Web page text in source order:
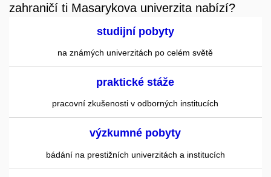
zahraničí ti Masarykova univerzita nabízí?
studijní pobyty
na známých univerzitách po celém světě
praktické stáže
pracovní zkušenosti v odborných institucích
výzkumné pobyty
bádání na prestižních univerzitách a institucích